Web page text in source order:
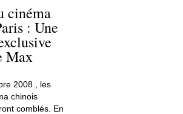
cinéma
: Une
Max
2008 , les
chinois
comblés. En